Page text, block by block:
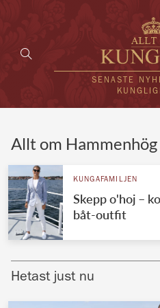
SENASTE
VÄRLDENS
Brittiska
Allt om Hammenhög
KUNGAFAMILJEN
Skepp o'hoj –
båt-outfit
Hetast just nu